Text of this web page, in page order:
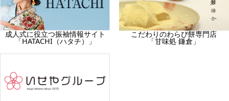
成人式に役立つ振袖情報サイト
「HATACHI（ハタチ）」
こだわりのわらび餅専門店
「甘味処 鎌倉」